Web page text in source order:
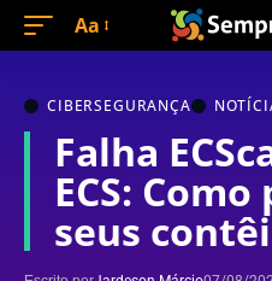
Aa
CIBERSEGURANÇA
Falha
ECS:
seus